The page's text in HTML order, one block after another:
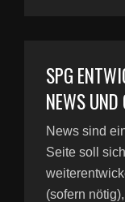
SPG
NEWS UND
News sind
Seite soll
(sofern